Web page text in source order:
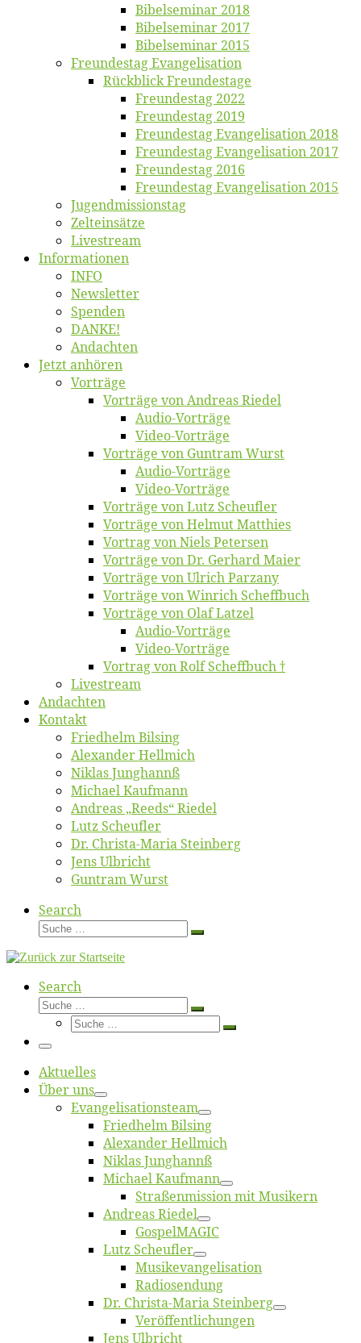
Bi­bel­se­mi­nar 2018
Bibelsemi­nar 2017
Bibelsemi­nar 2015
Freun­des­tag Evangelisation
Rück­blick Freundestage
Freun­des­tag 2022
Freun­des­tag 2019
Freun­des­tag Evan­ge­li­sa­ti­on 2018
Freun­des­tag Evan­ge­li­sa­ti­on 2017
Freun­des­tag 2016
Freun­des­tag Evan­ge­li­sa­ti­on 2015
Jugend­mis­sions­tag
Zelt­ein­sät­ze
Live­stream
Informatio­nen
INFO
News­let­ter
Spen­den
DANKE!
An­dach­ten
Jetzt an­hö­ren
Vor­trä­ge
Vor­trä­ge von An­dre­as Riedel
Au­dio-Vor­trä­ge
Vi­deo-Vor­trä­ge
Vor­trä­ge von Gun­tram Wurst
Au­dio-Vor­trä­ge
Vi­deo-Vor­trä­ge
Vor­trä­ge von Lutz Scheufler
Vor­trä­ge von Hel­mut Matthies
Vor­trag von Niels Petersen
Vor­trä­ge von Dr. Ger­hard Maier
Vor­trä­ge von Ul­rich Parzany
Vor­trä­ge von Win­rich Scheffbuch
Vor­trä­ge von Olaf Latzel
Au­dio-Vor­trä­ge
Vi­deo-Vor­trä­ge
Vor­trag von Rolf Scheffbuch †
Live­stream
An­dach­ten
Kon­takt
Fried­helm Bilsing
Alex­an­der Hellmich
Ni­klas Junghannß
Mi­cha­el Kaufmann
An­dre­as „Reeds“ Riedel
Lutz Scheuf­ler
Dr. Chris­­ta-Ma­ria Steinberg
Jens Ulb­richt
Gun­tram Wurst
Search
Suche
Suche
Search
Suche
Suche
Suche
Suche
Menü
Ak­tu­el­les
Über uns
Evangelisa­tions­team
Fried­helm Bilsing
Alex­an­der Hellmich
Ni­klas Junghannß
Mi­cha­el Kaufmann
Straßenmis­sion mit Musikern
An­dre­as Riedel
Gos­pel­MA­GIC
Lutz Scheuf­ler
Musikevan­ge­li­sa­tion
Ra­dio­sen­dung
Dr. Chris­­ta-Ma­ria Steinberg
Ver­öf­fent­li­chun­gen
Jens Ulb­richt